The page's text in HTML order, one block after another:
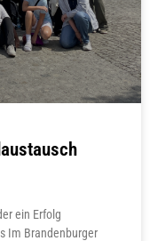
ein Erfolg
Im Brandenburger